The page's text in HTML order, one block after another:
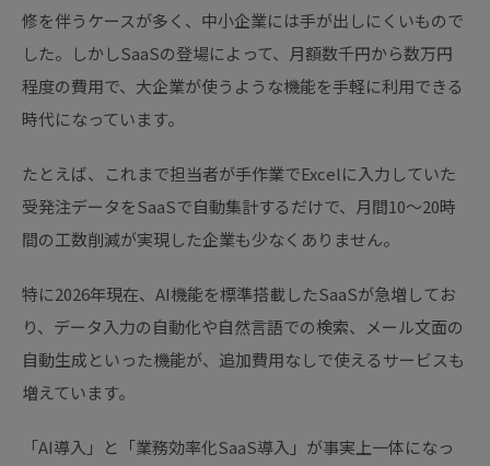
修を伴うケースが多く、中小企業には手が出しにくいもので
した。しかしSaaSの登場によって、月額数千円から数万円
程度の費用で、大企業が使うような機能を手軽に利用できる
時代になっています。
たとえば、これまで担当者が手作業でExcelに入力していた
受発注データをSaaSで自動集計するだけで、月間10〜20時
間の工数削減が実現した企業も少なくありません。
特に2026年現在、AI機能を標準搭載したSaaSが急増してお
り、データ入力の自動化や自然言語での検索、メール文面の
自動生成といった機能が、追加費用なしで使えるサービスも
増えています。
「AI導入」と「業務効率化SaaS導入」が事実上一体になっ